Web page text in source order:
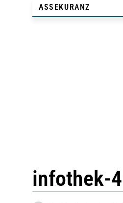
ASSEKURANZ
infothek-